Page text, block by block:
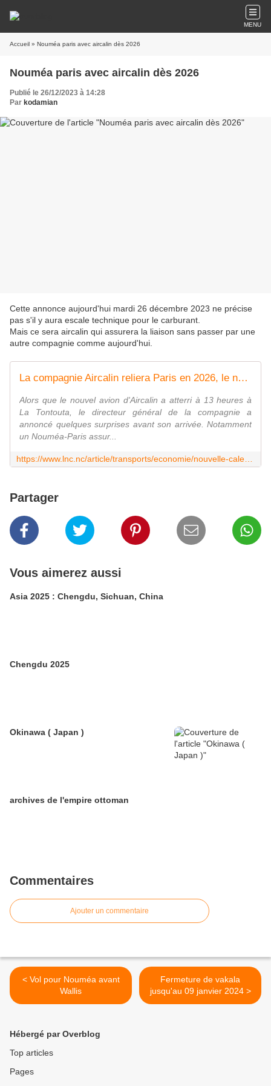
MENU
Accueil » Nouméa paris avec aircalin dès 2026
Nouméa paris avec aircalin dès 2026
Publié le 26/12/2023 à 14:28
Par kodamian
Cette annonce aujourd'hui mardi 26 décembre 2023 ne précise
pas s'il y aura escale technique pour le carburant.
Mais ce sera aircalin qui assurera la liaison sans passer par une
autre compagnie comme aujourd'hui.
La compagnie Aircalin reliera Paris en 2026, le nouvel avion est arrivé
Alors que le nouvel avion d'Aircalin a atterri à 13 heures à
La Tontouta, le directeur général de la compagnie a
annoncé quelques surprises avant son arrivée. Notamment
un Nouméa-Paris assur...
Partager
Vous aimerez aussi
Asia 2025 : Chengdu, Sichuan, China
Chengdu 2025
Okinawa ( Japan )
archives de l'empire ottoman
Commentaires
Ajouter un commentaire
< Vol pour Nouméa avant
Wallis
Fermeture de vakala
jusqu'au 09 janvier 2024 >
Hébergé par Overblog
Top articles
Pages